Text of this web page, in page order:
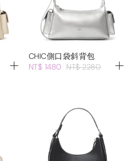
CHIC側口袋斜背包
NT$ 1480 NT$ 2280